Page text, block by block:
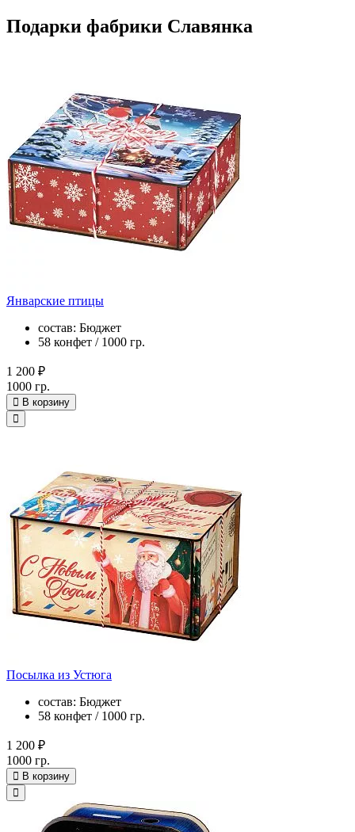
Подарки фабрики Славянка
Январские птицы
состав: Бюджет
58 конфет / 1000 гр.
1 200 ₽
1000 гр.
В корзину
Посылка из Устюга
состав: Бюджет
58 конфет / 1000 гр.
1 200 ₽
1000 гр.
В корзину